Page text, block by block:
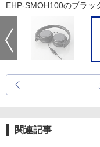
EHP-SMOH100のブラッ
関連記事